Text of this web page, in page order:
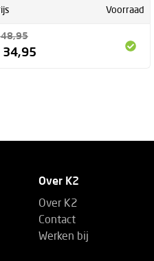
Voorraad
34,95
Over K2
Over K2
Contact
Werken bij